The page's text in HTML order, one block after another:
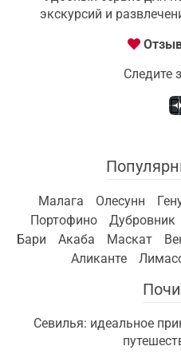
экскурсий и
Следите
Малага Олесунн
Портофино
Дубровник
Бари
Акаба Маскат
Аликанте
Севилья: идеальное